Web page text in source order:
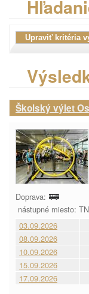
Školský výlet
Doprava:
nástupné miesto: TN
03.09.2026
08.09.2026
10.09.2026
15.09.2026
17.09.2026